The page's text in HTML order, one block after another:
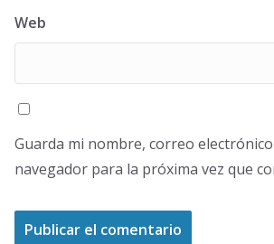
Web
Guarda mi nombre, correo
navegador para la próxima vez que